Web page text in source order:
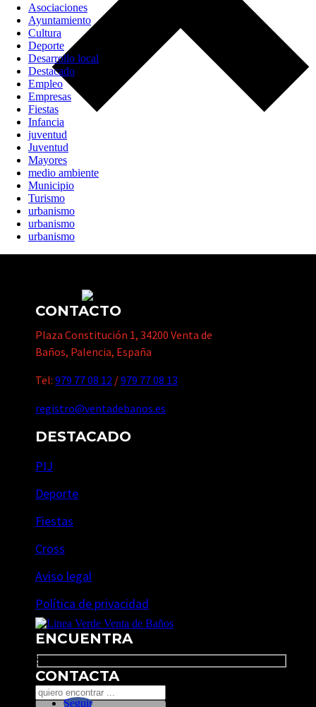
Asociaciones
Ayuntamiento
Cultura
Deporte
Desarrollo local
Destacado
Empleo
Empresas
Fiestas
Infancia
juventud
Juventud
Mayores
medio ambiente
Municipio
Turismo
urbanismo
urbanismo
urbanismo
CONTACTO
Plaza Constitución 1, 34200 Venta de
Baños, Palencia, España
Tel: 979 77 08 12 /979 77 08 13
registro@ventadebanos.es
DESTACADO
PIJ
Deporte
Fiestas
Cross
Aviso legal
Política de privacidad
ENCUENTRA
Search
CONTACTA
Seguir